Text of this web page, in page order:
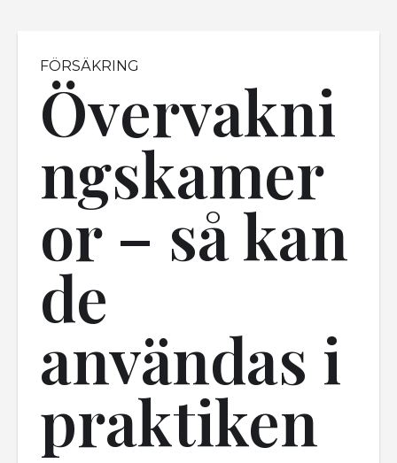
Övervakni
ngskamer
or – så kan
de
användas i
praktiken
FÖRSÄKRING